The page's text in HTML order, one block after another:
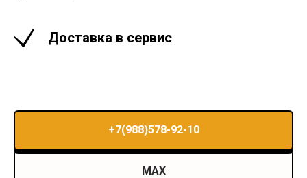
Доставка в сервис
+7(988)578-92-10
MAX